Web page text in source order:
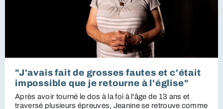
"J'avais fait de grosses fautes et c'était
impossible que je retourne à l'église"
Après avoir tourné le dos à la foi à l'âge de 13 ans et
traversé plusieurs épreuves, Jeanine se retrouve comme